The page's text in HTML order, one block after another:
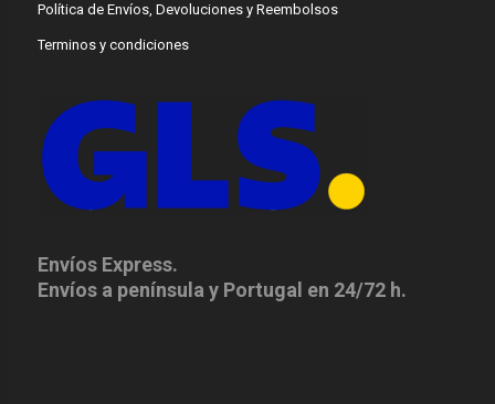
Política de Envíos, Devoluciones y Reembolsos
Terminos y condiciones
Envíos Express.
Envíos a península y Portugal en 24/72 h.